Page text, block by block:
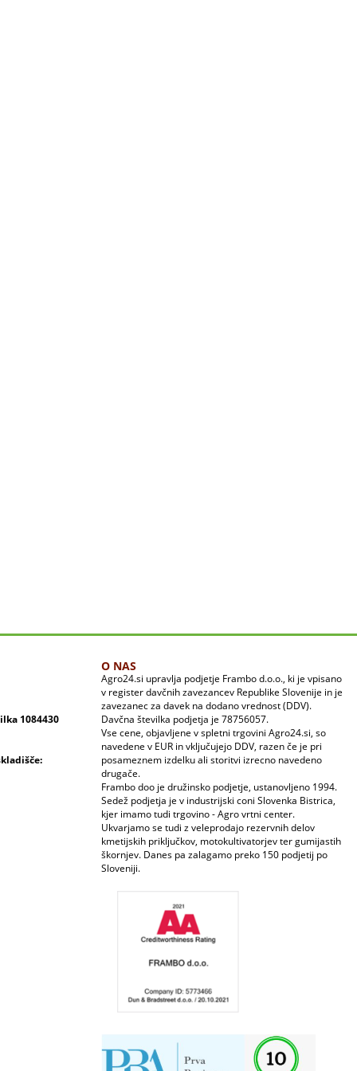
1084430
O NAS
Agro24.si upravlja podjetje Frambo d.o.o., ki je vpisano
v register davčnih zavezancev Republike Slovenije in je
zavezanec za davek na dodano vrednost (DDV).
Davčna številka podjetja je 78756057.
Vse cene, objavljene v spletni trgovini Agro24.si, so
navedene v EUR in vključujejo DDV, razen če je pri
posameznem izdelku ali storitvi izrecno navedeno
drugače.
Frambo doo je družinsko podjetje, ustanovljeno 1994.
Sedež podjetja je v industrijski coni Slovenka Bistrica,
kjer imamo tudi trgovino - Agro vrtni center.
Ukvarjamo se tudi z veleprodajo rezervnih delov
kmetijskih priključkov, motokultivatorjev ter gumijastih
škornjev. Danes pa zalagamo preko 150 podjetij po
Sloveniji.